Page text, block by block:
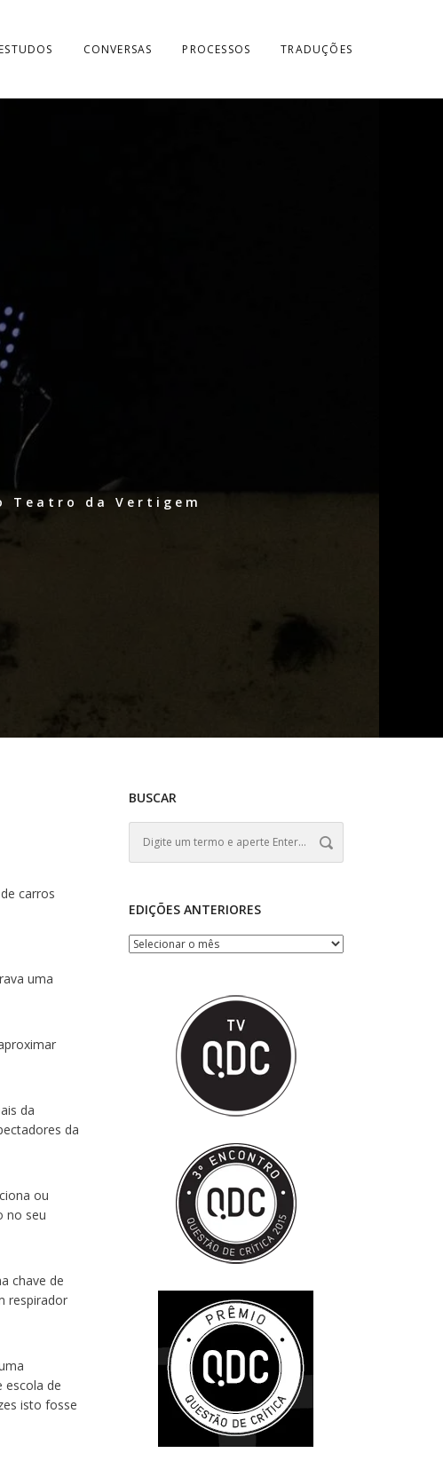
ESTUDOS CONVERSAS PROCESSOS TRADUÇÕES
Teatro da Vertigem
carros
uma
da
da
ou
no seu
chave de
respirador
escola de
isto fosse
BUSCAR
EDIÇÕES ANTERIORES